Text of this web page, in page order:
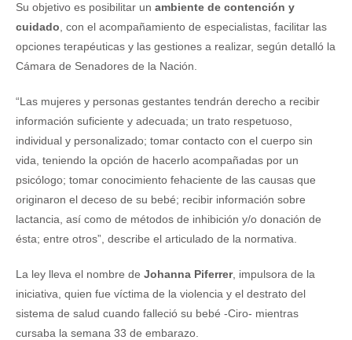
Su objetivo es posibilitar un ambiente de contención y
cuidado , con el acompañamiento de especialistas, facilitar las
opciones terapéuticas y las gestiones a realizar, según detalló la
Cámara de Senadores de la Nación.
“Las mujeres y personas gestantes tendrán derecho a recibir
información suficiente y adecuada; un trato respetuoso,
individual y personalizado; tomar contacto con el cuerpo sin
vida, teniendo la opción de hacerlo acompañadas por un
psicólogo; tomar conocimiento fehaciente de las causas que
originaron el deceso de su bebé; recibir información sobre
lactancia, así como de métodos de inhibición y/o donación de
ésta; entre otros”, describe el articulado de la normativa.
La ley lleva el nombre de Johanna Piferrer, impulsora de la
iniciativa, quien fue víctima de la violencia y el destrato del
sistema de salud cuando falleció su bebé -Ciro- mientras
cursaba la semana 33 de embarazo.